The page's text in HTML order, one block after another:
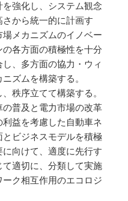
強化し、システム観念
から統一的に計画す
メカニズムのイノベー
各方面の積極性を十分
、多方面の協力・ウィ
ズムを構築する。
秩序立てて構築する。
普及と電力市場の改革
益を考慮した自動車ネ
ビジネスモデルを積極
向けて、適度に先行す
適切に、分類して実施
ク相互作用のエコロジ